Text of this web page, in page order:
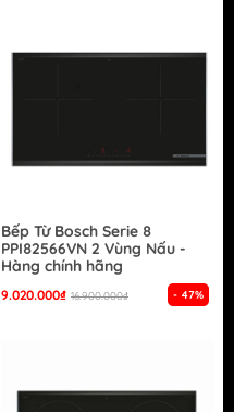
- 47%
Bếp Từ Bosch Serie 8
PPI82566VN 2 Vùng Nấu -
Hàng chính hãng
9.020.000₫ 16.900.000₫